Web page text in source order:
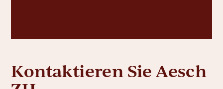
Kontaktieren Sie Aesch